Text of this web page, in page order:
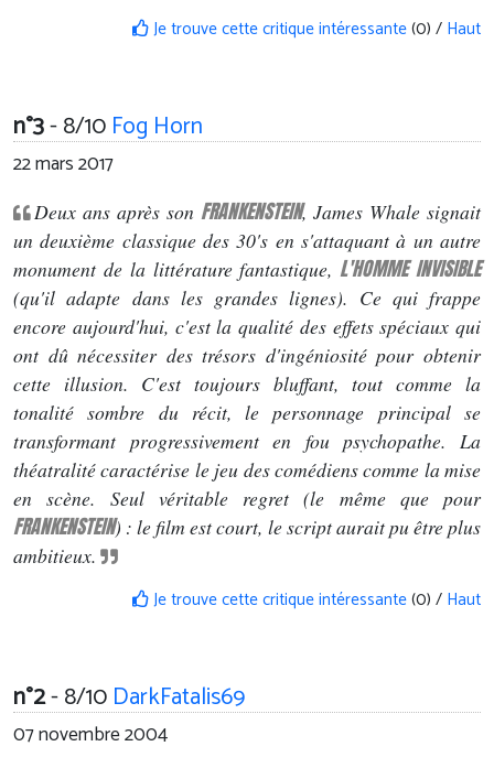
Je trouve cette critique intéressante(0) / Haut
n°3- 8/10Fog Horn
22 mars 2017
Deux ans après son FRANKENSTEIN, James Whale signait
un deuxième classique des 30's en s'attaquant à un autre
monument de la littérature fantastique,L'HOMME INVISIBLE
(qu'il adapte dans les grandes lignes). Ce qui frappe
encore aujourd'hui, c'est la qualité des effets spéciaux qui
ont dû nécessiter des trésors d'ingéniosité pour obtenir
cette illusion. C'est toujours bluffant, tout comme la
tonalité sombre du récit, le personnage principal se
transformant progressivement en fou psychopathe. La
théatralité caractérise le jeu des comédiens comme la mise
en scène. Seul véritable regret (le même que pour
FRANKENSTEIN) : le film est court, le script aurait pu être plus
ambitieux.
Je trouve cette critique intéressante(0) / Haut
n°2- 8/10DarkFatalis69
07 novembre 2004